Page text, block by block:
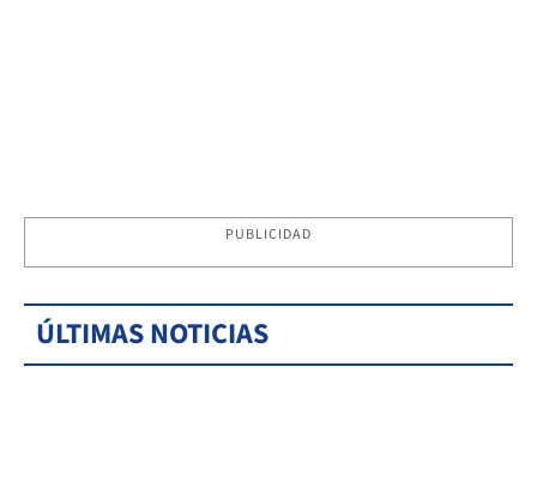
PUBLICIDAD
ÚLTIMAS NOTICIAS